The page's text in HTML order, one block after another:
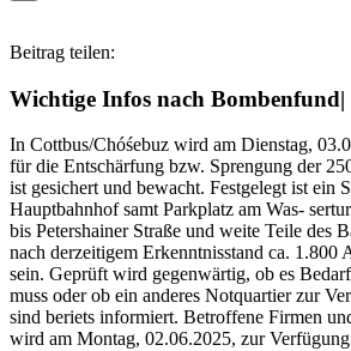
Beitrag teilen:
Wichtige Infos nach Bombenfund|
In Cottbus/Chóśebuz wird am Dienstag,
für die Entschärfung bzw. Sprengung der
ist gesichert und bewacht. Festgelegt ist ein
Hauptbahnhof samt Parkplatz am Was-
bis Petershainer Straße und weite Teile
nach derzeitigem Erkenntnisstand ca.
sein. Geprüft wird gegenwärtig, ob es
muss oder ob ein anderes Notquartier zur
sind beriets informiert. Betroffene Firmen
wird am Montag, 02.06.2025, zur